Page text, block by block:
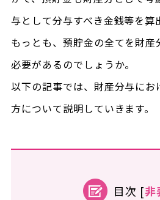
与として分与すべき金銭等を算
もっとも、預貯金の全てを財
必要があるのでしょうか。
以下の記事では、財産分与に
方について説明していきます。
目次 [非